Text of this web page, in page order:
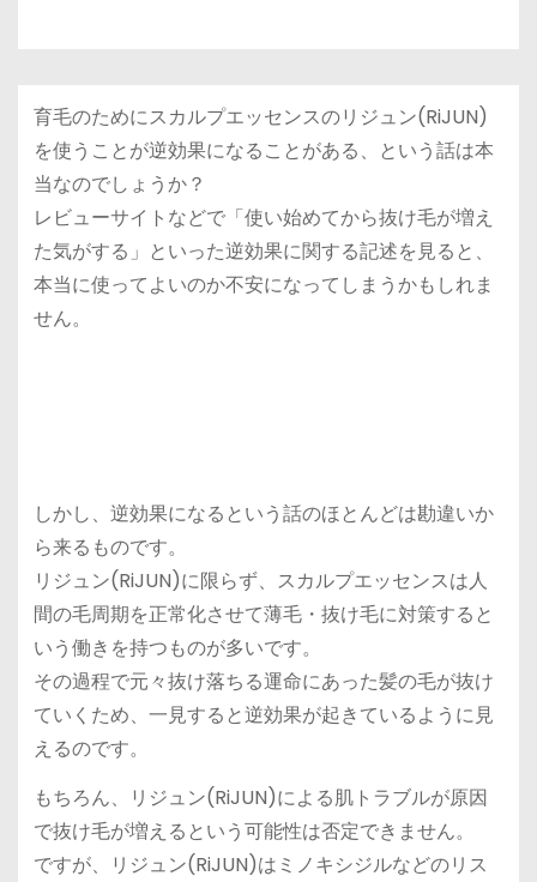
育毛のためにスカルプエッセンスのリジュン(RiJUN)
を使うことが逆効果になることがある、という話は本
当なのでしょうか？
レビューサイトなどで「使い始めてから抜け毛が増え
た気がする」といった逆効果に関する記述を見ると、
本当に使ってよいのか不安になってしまうかもしれま
せん。
しかし、逆効果になるという話のほとんどは勘違いか
ら来るものです。
リジュン(RiJUN)に限らず、スカルプエッセンスは人
間の毛周期を正常化させて薄毛・抜け毛に対策すると
いう働きを持つものが多いです。
その過程で元々抜け落ちる運命にあった髪の毛が抜け
ていくため、一見すると逆効果が起きているように見
えるのです。
もちろん、リジュン(RiJUN)による肌トラブルが原因
で抜け毛が増えるという可能性は否定できません。
ですが、リジュン(RiJUN)はミノキシジルなどのリス